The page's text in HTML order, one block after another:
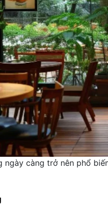
ngày càng trở nên phổ